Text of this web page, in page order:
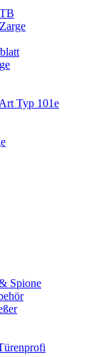
Typ 101e
Spione